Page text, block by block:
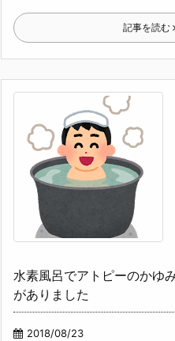
記事を読む
水素風呂でアトピーのかゆ
がありました
2018/08/23